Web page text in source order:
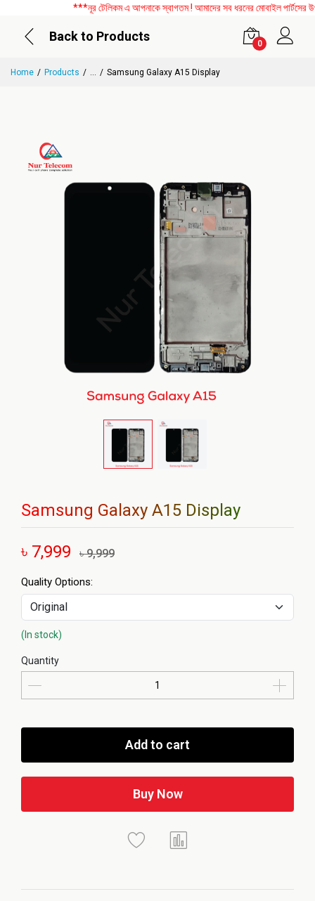
***নূর টেলিকম এ আপনাকে স্বাগতম ! আমাদের সব ধরনের মোবাইল পার্টসের
Back to Products
0
Home Products ... Samsung Galaxy A15 Display
Samsung Galaxy A15 Display
৳ 7,999 ৳ 9,999
Quality Options:
(In stock)
Quantity
Add to cart
Buy Now